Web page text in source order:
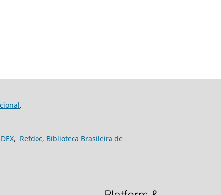
.
, Refdoc, Biblioteca Brasileira de